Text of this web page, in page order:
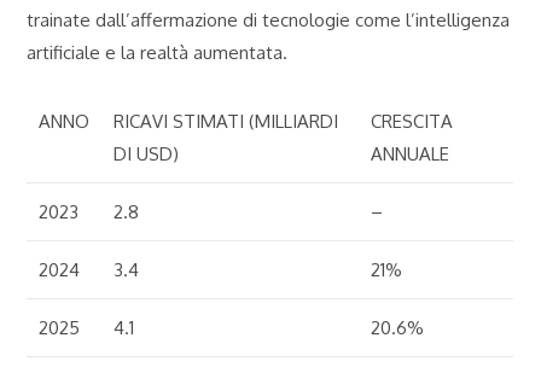
trainate dall’affermazione di tecnologie come l’intelligenza
artificiale e la realtà aumentata.
ANNO
RICAVI STIMATI (MILLIARDI
DI USD)
CRESCITA
ANNUALE
2023 2.8 –
2024 3.4 21%
2025 4.1 20.6%